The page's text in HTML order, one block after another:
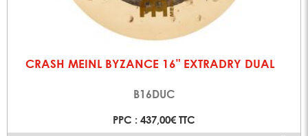
CRASH MEINL BYZANCE 16" EXTRADRY DUAL
B16DUC
PPC : 437,00€ TTC